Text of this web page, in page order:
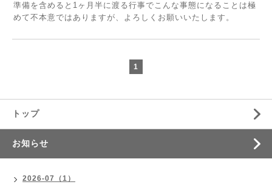
準備を含めると1ヶ月半に渡る行事でこんな事態になることは極
めて不本意ではありますが、よろしくお願いいたします。
1
トップ
お知らせ
2026-07（1）